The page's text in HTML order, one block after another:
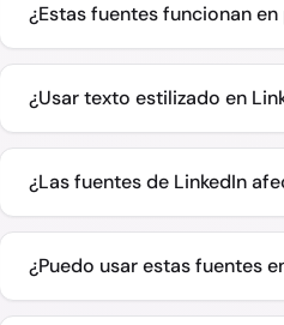
¿Estas fuentes funcionan
¿Usar texto estilizado en
¿Las fuentes de LinkedIn
¿Puedo usar estas fuentes